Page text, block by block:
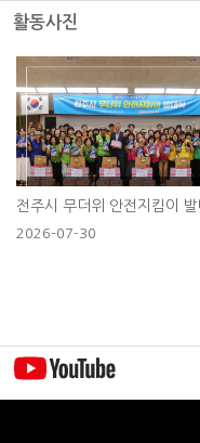
활동사진
전주시 무더위 안전지킴이 발
2026-07-30